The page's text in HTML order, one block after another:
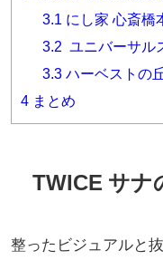
3.1
にし家 心斎橋
3.2 ユニバーサル
3.3 ハーベストの
4 まとめ
TWICE サナ
整ったビジュアルと